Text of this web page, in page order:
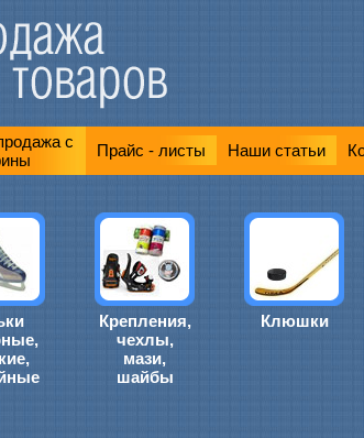
с
Прайс - листы Наши статьи
Крепления,
чехлы,
мази,
шайбы
Клюшки